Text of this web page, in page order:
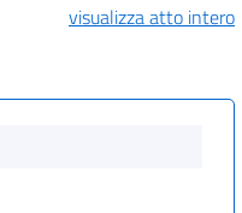
visualizza atto intero